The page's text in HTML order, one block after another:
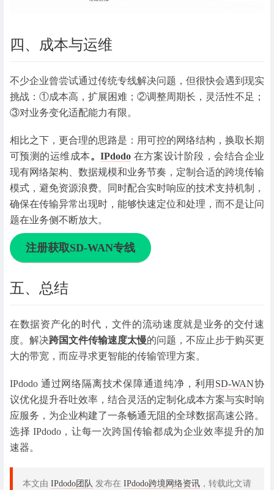
四、成本与运维
不少企业曾尝试通过传统专线解决问题，但很快会遇到现实
挑战：①成本高，扩展困难；②调整周期长，灵活性不足；
③对业务变化适配能力有限。
相比之下，更合理的思路是： 用可控的网络结构，换取长期
可预测的运维成本。IPdodo 在方案设计阶段，会结合企业
现有网络架构、数据规模和业务节奏，定制合适的跨境传输
模式，避免资源浪费。同时配合实时响应的技术支持机制，
确保在传输异常出现时，能够快速定位和处理，而不是让问
题在业务侧不断放大。
注册获取SD-WAN专线
五、总结
在数据资产化的时代，文件的流动速度就是业务的交付速
度。解决跨国文件传输速度太慢的问题，不应止步于购买更
大的带宽，而应寻求更智能的传输管理方案。
IPdodo 通过网络隔离技术保障通道纯净，利用 SD-WAN协
议优化提升吞吐效率，结合灵活的定制化成本方案与实时响
应服务，为企业构建了一条畅通无阻的全球数据高速公路。
选择 IPdodo，让每一次跨国传输都成为企业效率提升的加
速器。
本文由 IPdodo团队 发布在 IPdodo跨境网络资讯 ，转载此文请